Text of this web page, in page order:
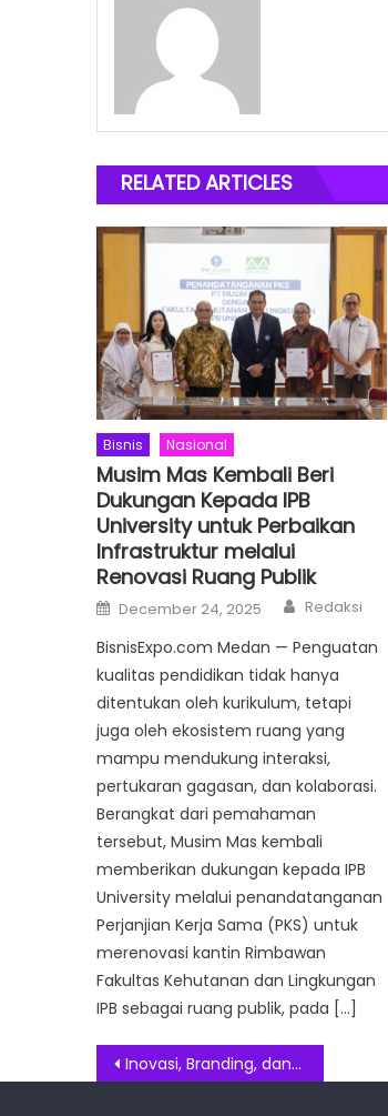
RELATED ARTICLES
Bisnis Nasional
Musim Mas Kembali Beri
Dukungan Kepada IPB
University untuk Perbaikan
Infrastruktur melalui
Renovasi Ruang Publik
Posted
on
December 24, 2025 Author
Redaksi
BisnisExpo.com Medan — Penguatan
kualitas pendidikan tidak hanya
ditentukan oleh kurikulum, tetapi
juga oleh ekosistem ruang yang
mampu mendukung interaksi,
pertukaran gagasan, dan kolaborasi.
Berangkat dari pemahaman
tersebut, Musim Mas kembali
memberikan dukungan kepada IPB
University melalui penandatanganan
Perjanjian Kerja Sama (PKS) untuk
merenovasi kantin Rimbawan
Fakultas Kehutanan dan Lingkungan
IPB sebagai ruang publik, pada […]
Post
Inovasi, Branding, dan Digitalisasi Fesyen Muslim Indonesia Bangkitkan Sinergi ISEF 2021